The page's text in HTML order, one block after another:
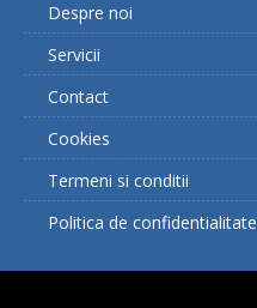
Despre noi
Servicii
Contact
Cookies
Termeni si conditii
Politica de confidentialitate